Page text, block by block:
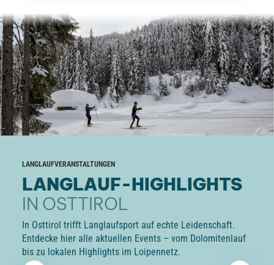
LANGLAUFVERANSTALTUNGEN
LANGLAUF-HIGHLIGHTS
IN OSTTIROL
In Osttirol trifft Langlaufsport auf echte Leidenschaft.
Entdecke hier alle aktuellen Events – vom Dolomitenlauf
bis zu lokalen Highlights im Loipennetz.